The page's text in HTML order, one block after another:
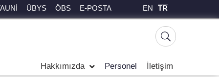
ÜBYS ÖBS E-POSTA EN TR
Hakkımızda Personel İletişim